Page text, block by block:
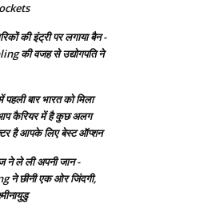
की इंट्री पर लगाया बैन -
की वजह से उद्योगपति ने
बार भारत को मिला
कैरियर में है कुछ अलग
है आपके लिए बेस्ट ऑप्शन
ले ली अपनी जान -
ने छीनी एक ओर जिंदगी,